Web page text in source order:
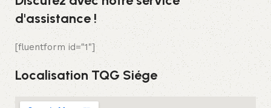
d'assistance !
[fluentform id="1"]
Localisation TQG Siége